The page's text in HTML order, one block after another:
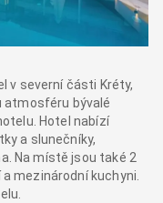
v severní části Kréty,
atmosféru bývalé
Hotel nabízí
a slunečníky,
Na místě jsou také 2
mezinárodní kuchyni.